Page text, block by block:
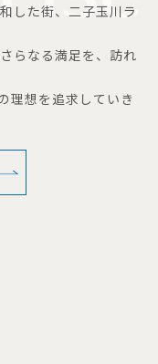
した街、二子玉川ラ
らなる満足を、訪れ
理想を追求していき